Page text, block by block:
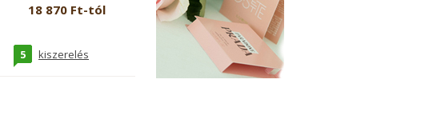
18 870 Ft-tól
5 kiszerelés